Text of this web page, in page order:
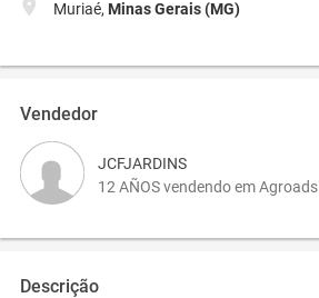
Muriaé, Minas Gerais (MG)
Vendedor
JCFJARDINS
12 AÑOS vendendo em Agroads
Descrição